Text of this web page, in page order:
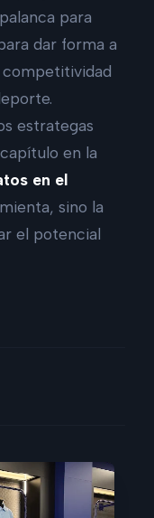
para
dar forma a
competitividad
estrategas
en la
en el
sino la
el potencial